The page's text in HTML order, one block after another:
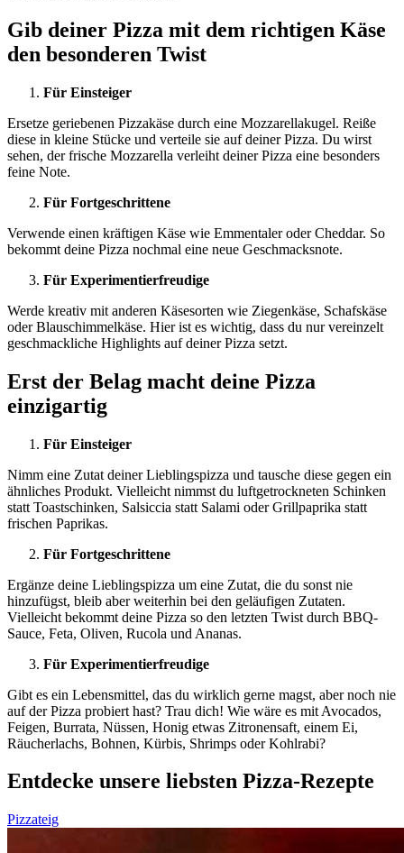
Gib deiner Pizza mit dem richtigen Käse
den besonderen Twist
Für Einsteiger
Ersetze geriebenen Pizzakäse durch eine Mozzarellakugel. Reiße
diese in kleine Stücke und verteile sie auf deiner Pizza. Du wirst
sehen, der frische Mozzarella verleiht deiner Pizza eine besonders
feine Note.
Für Fortgeschrittene
Verwende einen kräftigen Käse wie Emmentaler oder Cheddar. So
bekommt deine Pizza nochmal eine neue Geschmacksnote.
Für Experimentierfreudige
Werde kreativ mit anderen Käsesorten wie Ziegenkäse, Schafskäse
oder Blauschimmelkäse. Hier ist es wichtig, dass du nur vereinzelt
geschmackliche Highlights auf deiner Pizza setzt.
Erst der Belag macht deine Pizza
einzigartig
Für Einsteiger
Nimm eine Zutat deiner Lieblingspizza und tausche diese gegen ein
ähnliches Produkt. Vielleicht nimmst du luftgetrockneten Schinken
statt Toastschinken, Salsiccia statt Salami oder Grillpaprika statt
frischen Paprikas.
Für Fortgeschrittene
Ergänze deine Lieblingspizza um eine Zutat, die du sonst nie
hinzufügst, bleib aber weiterhin bei den geläufigen Zutaten.
Vielleicht bekommt deine Pizza so den letzten Twist durch BBQ-
Sauce, Feta, Oliven, Rucola und Ananas.
Für Experimentierfreudige
Gibt es ein Lebensmittel, das du wirklich gerne magst, aber noch nie
auf der Pizza probiert hast? Trau dich! Wie wäre es mit Avocados,
Feigen, Burrata, Nüssen, Honig etwas Zitronensaft, einem Ei,
Räucherlachs, Bohnen, Kürbis, Shrimps oder Kohlrabi?
Entdecke unsere liebsten Pizza-Rezepte
Pizzateig